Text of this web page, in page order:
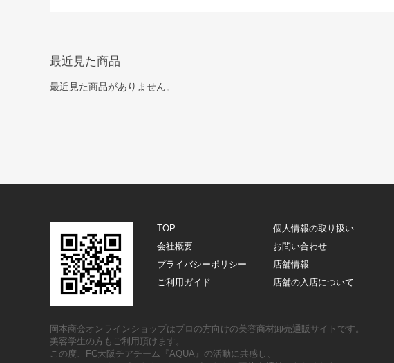
最近見た商品
最近見た商品がありません。
TOP
個人情報の取り扱い
会社概要
お問い合わせ
プライバシーポリシー
店舗情報
ご利用ガイド
店舗の入店について
岡本商会オンラインショップはプロの方向けの美容商材卸売通販サイトです。
美容学生の方もご利用頂けます。
この度、FC大阪チアチーム『AQUA』の活動に共感し、